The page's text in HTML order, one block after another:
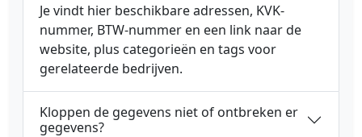
Je vindt hier beschikbare adressen, KVK-
nummer, BTW-nummer en een link naar de
website, plus categorieën en tags voor
gerelateerde bedrijven.
Kloppen de gegevens niet of ontbreken er
gegevens?